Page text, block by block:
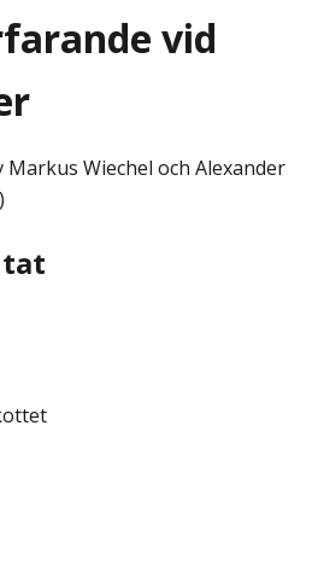
vid
Markus Wiechel och Alexander